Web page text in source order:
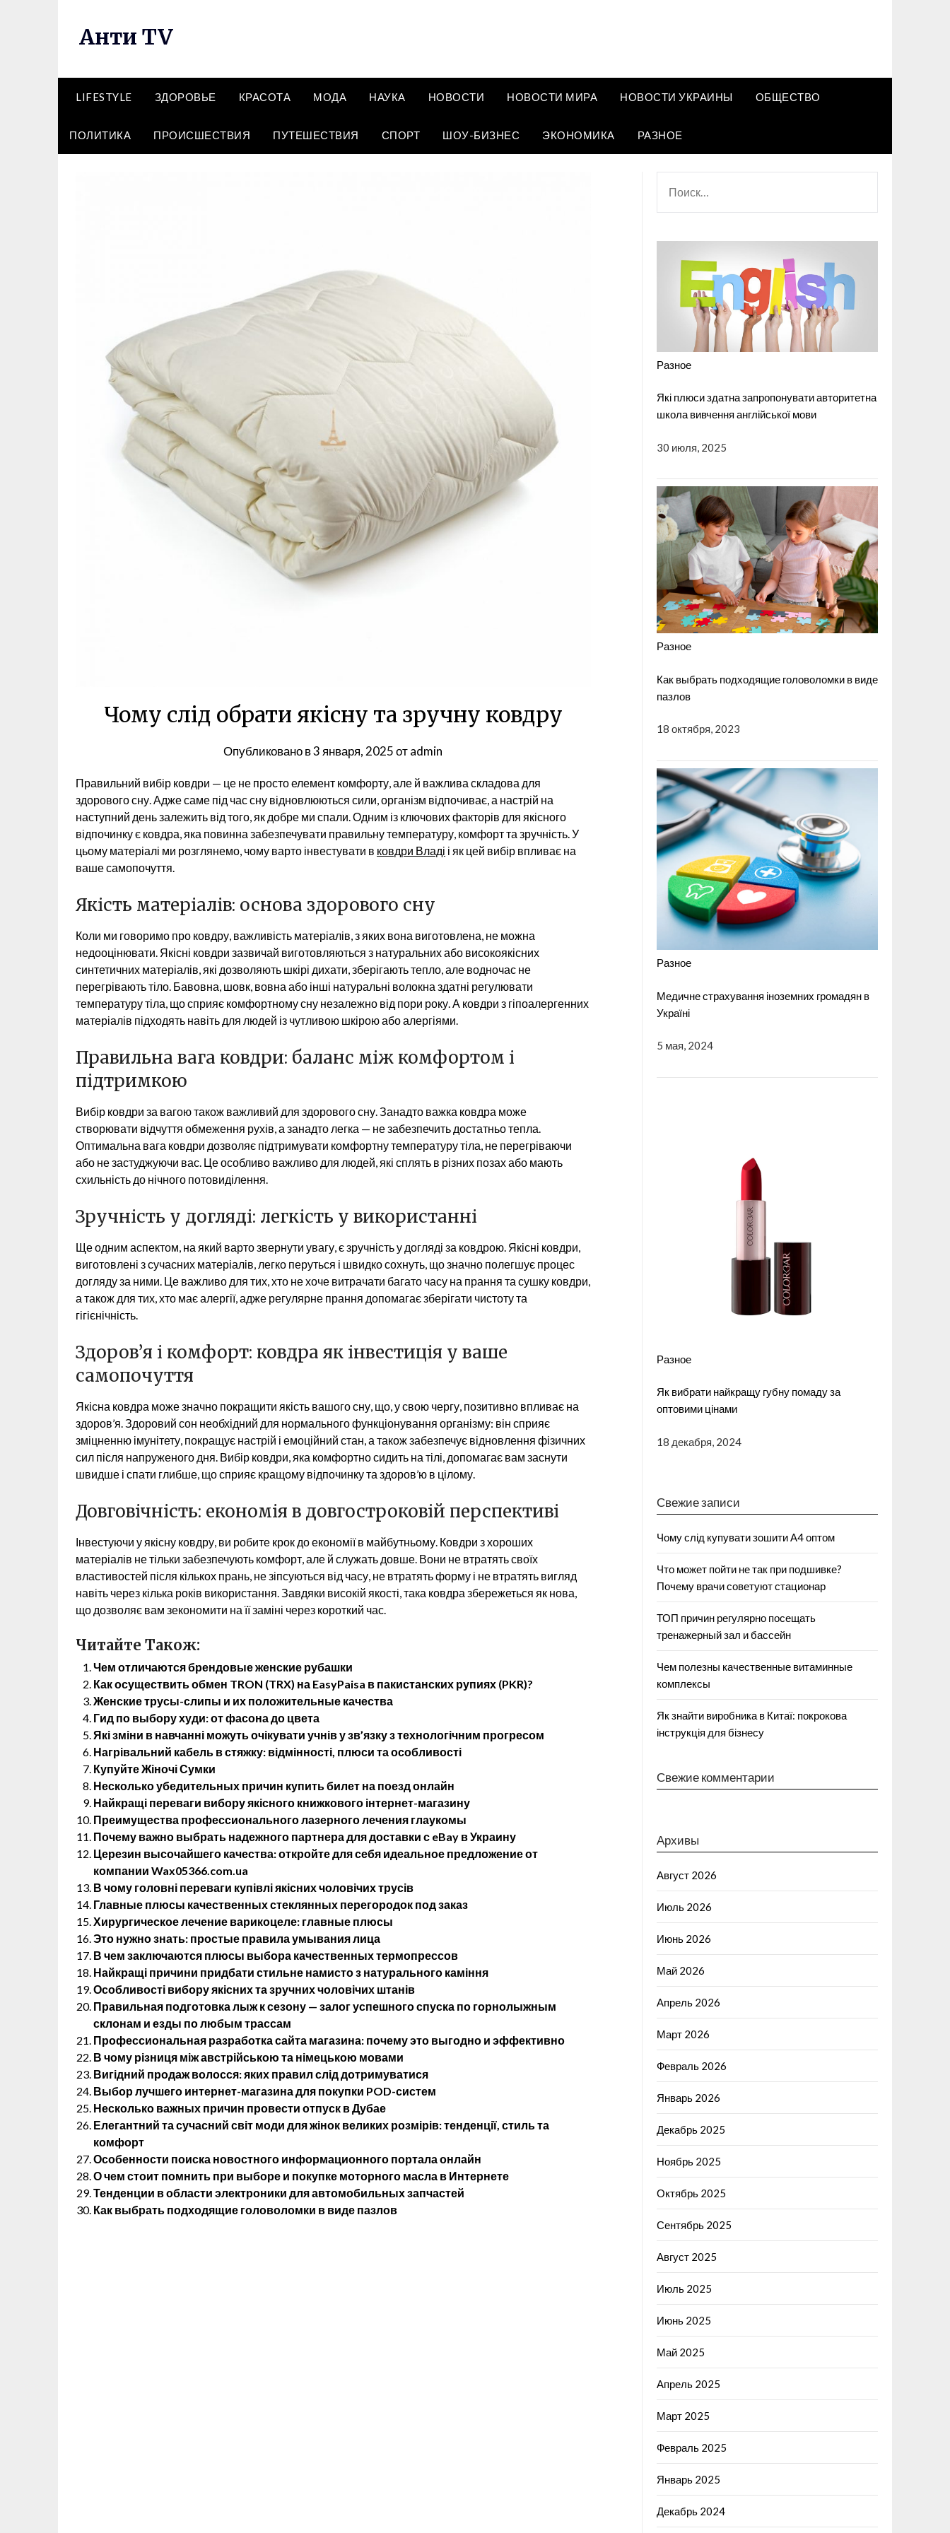
Анти TV
LIFESTYLE ЗДОРОВЬЕ КРАСОТА МОДА НАУКА НОВОСТИ НОВОСТИ МИРА НОВОСТИ УКРАИНЫ ОБЩЕСТВО
ПОЛИТИКА ПРОИСШЕСТВИЯ ПУТЕШЕСТВИЯ СПОРТ ШОУ-БИЗНЕС ЭКОНОМИКА РАЗНОЕ
Чому слід обрати якісну та зручну ковдру
Опубликовано в3 января, 2025отadmin
Правильний вибір ковдри — це не просто елемент комфорту, але й важлива складова для
здорового сну. Адже саме під час сну відновлюються сили, організм відпочиває, а настрій на
наступний день залежить від того, як добре ми спали. Одним із ключових факторів для якісного
відпочинку є ковдра, яка повинна забезпечувати правильну температуру, комфорт та зручність. У
цьому матеріалі ми розглянемо, чому варто інвестувати в ковдри Владі і як цей вибір впливає на
ваше самопочуття.
Якість матеріалів: основа здорового сну
Коли ми говоримо про ковдру, важливість матеріалів, з яких вона виготовлена, не можна
недооцінювати. Якісні ковдри зазвичай виготовляються з натуральних або високоякісних
синтетичних матеріалів, які дозволяють шкірі дихати, зберігають тепло, але водночас не
перегрівають тіло. Бавовна, шовк, вовна або інші натуральні волокна здатні регулювати
температуру тіла, що сприяє комфортному сну незалежно від пори року. А ковдри з гіпоалергенних
матеріалів підходять навіть для людей із чутливою шкірою або алергіями.
Правильна вага ковдри: баланс між комфортом і
підтримкою
Вибір ковдри за вагою також важливий для здорового сну. Занадто важка ковдра може
створювати відчуття обмеження рухів, а занадто легка — не забезпечить достатньо тепла.
Оптимальна вага ковдри дозволяє підтримувати комфортну температуру тіла, не перегріваючи
або не застуджуючи вас. Це особливо важливо для людей, які сплять в різних позах або мають
схильність до нічного потовиділення.
Зручність у догляді: легкість у використанні
Ще одним аспектом, на який варто звернути увагу, є зручність у догляді за ковдрою. Якісні ковдри,
виготовлені з сучасних матеріалів, легко перуться і швидко сохнуть, що значно полегшує процес
догляду за ними. Це важливо для тих, хто не хоче витрачати багато часу на прання та сушку ковдри,
а також для тих, хто має алергії, адже регулярне прання допомагає зберігати чистоту та
гігієнічність.
Здоров’я і комфорт: ковдра як інвестиція у ваше
самопочуття
Якісна ковдра може значно покращити якість вашого сну, що, у свою чергу, позитивно впливає на
здоров’я. Здоровий сон необхідний для нормального функціонування організму: він сприяє
зміцненню імунітету, покращує настрій і емоційний стан, а також забезпечує відновлення фізичних
сил після напруженого дня. Вибір ковдри, яка комфортно сидить на тілі, допомагає вам заснути
швидше і спати глибше, що сприяє кращому відпочинку та здоров’ю в цілому.
Довговічність: економія в довгостроковій перспективі
Інвестуючи у якісну ковдру, ви робите крок до економії в майбутньому. Ковдри з хороших
матеріалів не тільки забезпечують комфорт, але й служать довше. Вони не втратять своїх
властивостей після кількох прань, не зіпсуються від часу, не втратять форму і не втратять вигляд
навіть через кілька років використання. Завдяки високій якості, така ковдра збережеться як нова,
що дозволяє вам зекономити на її заміні через короткий час.
Читайте Також:
Чем отличаются брендовые женские рубашки
Как осуществить обмен TRON (TRX) на EasyPaisa в пакистанских рупиях (PKR)?
Женские трусы-слипы и их положительные качества
Гид по выбору худи: от фасона до цвета
Які зміни в навчанні можуть очікувати учнів у зв’язку з технологічним прогресом
Нагрівальний кабель в стяжку: відмінності, плюси та особливості
Купуйте Жіночі Сумки
Несколько убедительных причин купить билет на поезд онлайн
Найкращі переваги вибору якісного книжкового інтернет-магазину
Преимущества профессионального лазерного лечения глаукомы
Почему важно выбрать надежного партнера для доставки с eBay в Украину
Церезин высочайшего качества: откройте для себя идеальное предложение от
компании Wax05366.com.ua
В чому головні переваги купівлі якісних чоловічих трусів
Главные плюсы качественных стеклянных перегородок под заказ
Хирургическое лечение варикоцеле: главные плюсы
Это нужно знать: простые правила умывания лица
В чем заключаются плюсы выбора качественных термопрессов
Найкращі причини придбати стильне намисто з натурального каміння
Особливості вибору якісних та зручних чоловічих штанів
Правильная подготовка лыж к сезону — залог успешного спуска по горнолыжным
склонам и езды по любым трассам
Профессиональная разработка сайта магазина: почему это выгодно и эффективно
В чому різниця між австрійською та німецькою мовами
Вигідний продаж волосся: яких правил слід дотримуватися
Выбор лучшего интернет-магазина для покупки POD-систем
Несколько важных причин провести отпуск в Дубае
Елегантний та сучасний світ моди для жінок великих розмірів: тенденції, стиль та
комфорт
Особенности поиска новостного информационного портала онлайн
О чем стоит помнить при выборе и покупке моторного масла в Интернете
Тенденции в области электроники для автомобильных запчастей
Как выбрать подходящие головоломки в виде пазлов
Разное
Які плюси здатна запропонувати авторитетна
школа вивчення англійської мови
30 июля, 2025
Разное
Как выбрать подходящие головоломки в виде
пазлов
18 октября, 2023
Разное
Медичне страхування іноземних громадян в
Україні
5 мая, 2024
Разное
Як вибрати найкращу губну помаду за
оптовими цінами
18 декабря, 2024
Свежие записи
Чому слід купувати зошити А4 оптом
Что может пойти не так при подшивке?
Почему врачи советуют стационар
ТОП причин регулярно посещать
тренажерный зал и бассейн
Чем полезны качественные витаминные
комплексы
Як знайти виробника в Китаї: покрокова
інструкція для бізнесу
Свежие комментарии
Архивы
Август 2026
Июль 2026
Июнь 2026
Май 2026
Апрель 2026
Март 2026
Февраль 2026
Январь 2026
Декабрь 2025
Ноябрь 2025
Октябрь 2025
Сентябрь 2025
Август 2025
Июль 2025
Июнь 2025
Май 2025
Апрель 2025
Март 2025
Февраль 2025
Январь 2025
Декабрь 2024